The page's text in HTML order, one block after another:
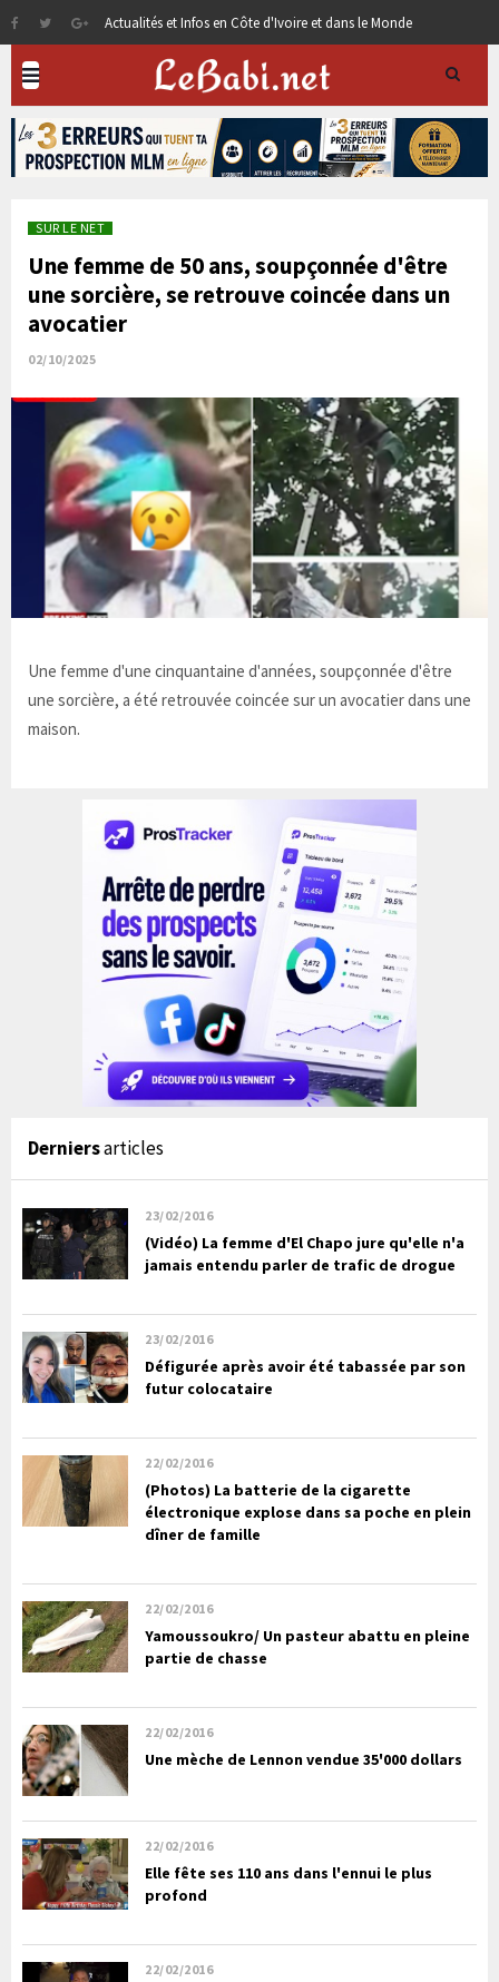
Actualités et Infos en Côte d'Ivoire et dans le Monde
SUR LE NET
Une femme de 50 ans, soupçonnée d'être
une sorcière, se retrouve coincée dans un
avocatier
02/10/2025
Une femme d'une cinquantaine d'années, soupçonnée d'être
une sorcière, a été retrouvée coincée sur un avocatier dans une
maison.
Derniersarticles
23/02/2016
(Vidéo) La femme d'El Chapo jure qu'elle n'a
jamais entendu parler de trafic de drogue
23/02/2016
Défigurée après avoir été tabassée par son
futur colocataire
22/02/2016
(Photos) La batterie de la cigarette
électronique explose dans sa poche en plein
dîner de famille
22/02/2016
Yamoussoukro/ Un pasteur abattu en pleine
partie de chasse
22/02/2016
Une mèche de Lennon vendue 35'000 dollars
22/02/2016
Elle fête ses 110 ans dans l'ennui le plus
profond
22/02/2016